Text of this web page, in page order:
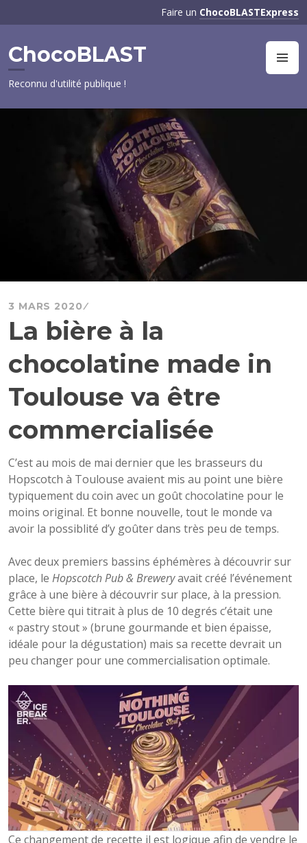
au
principal
Faire un ChocoBLASTExpress
ChocoBLAST
Reconnu d'utilité publique !
3 MARS 2020
La bière à la
chocolatine made in
Toulouse va être
commercialisée
C’est au mois de mai dernier que les brasseurs du
Hopscotch à Toulouse avaient mis au point une bière
typiquement du coin avec un goût chocolatine pour le
moins original. Et bonne nouvelle, tout le monde va
avoir la possiblité d’y goûter dans très peu de temps.
Avec deux premiers bassins éphémères à découvrir sur
place, le Hopscotch Pub & Breweryavait créé l’événement
grâce à une bière à découvrir sur place, à la pression.
Cette bière qui titrait à plus de 10 degrés c’était une
« pastry stout » (brune gourmande et bien épaisse,
idéale pour la dégustation) mais sa recette devrait un
peu changer pour une commercialisation optimale.
Ce changement de recette il est logique afin de vendre le